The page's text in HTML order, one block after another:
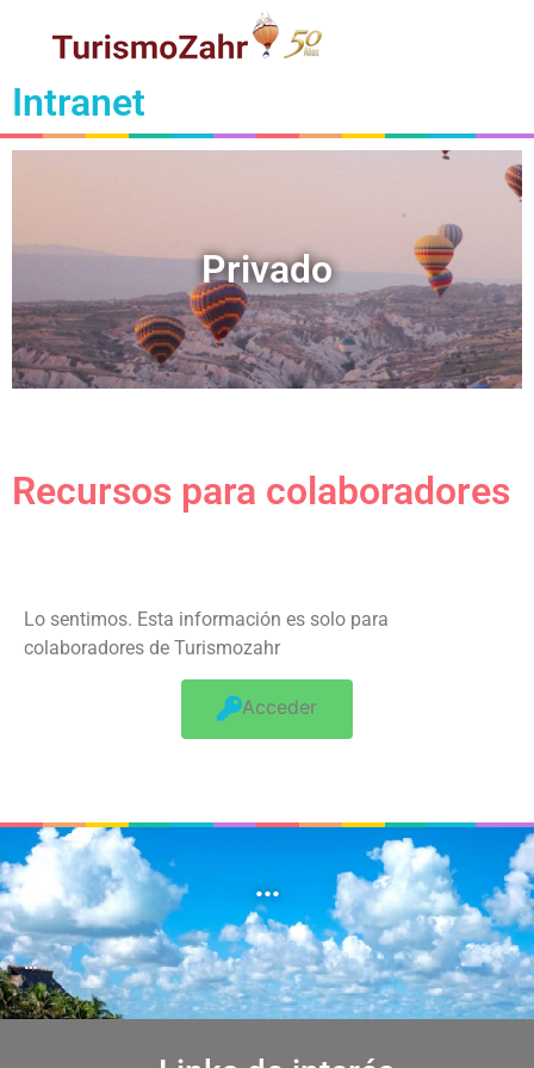
Intranet
Privado
Recursos para colaboradores
Lo sentimos. Esta información es solo para
colaboradores de Turismozahr
Acceder
…
…